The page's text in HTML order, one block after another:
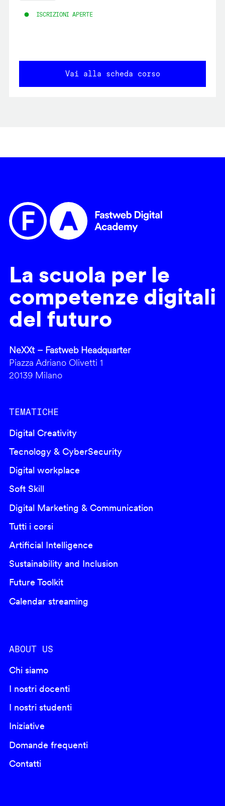
ISCRIZIONI APERTE
Vai alla scheda corso
La scuola per le
competenze digitali
del futuro
NeXXt – Fastweb Headquarter
Piazza Adriano Olivetti 1
20139 Milano
TEMATICHE
Digital Creativity
Tecnology & CyberSecurity
Digital workplace
Soft Skill
Digital Marketing & Communication
Tutti i corsi
Artificial Intelligence
Sustainability and Inclusion
Future Toolkit
Calendar streaming
ABOUT US
Chi siamo
I nostri docenti
I nostri studenti
Iniziative
Domande frequenti
Contatti